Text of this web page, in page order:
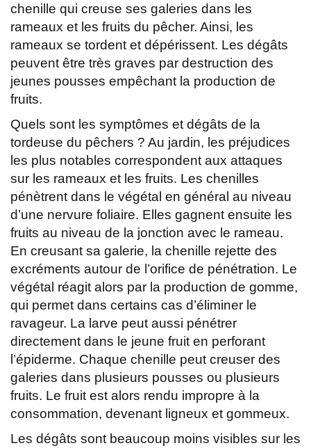
chenille qui creuse ses galeries dans les
rameaux et les fruits du pêcher. Ainsi, les
rameaux se tordent et dépérissent. Les dégâts
peuvent être très graves par destruction des
jeunes pousses empêchant la production de
fruits.
Quels sont les symptômes et dégâts de la
tordeuse du pêchers ? Au jardin, les préjudices
les plus notables correspondent aux attaques
sur les rameaux et les fruits. Les chenilles
pénètrent dans le végétal en général au niveau
d’une nervure foliaire. Elles gagnent ensuite les
fruits au niveau de la jonction avec le rameau.
En creusant sa galerie, la chenille rejette des
excréments autour de l’orifice de pénétration. Le
végétal réagit alors par la production de gomme,
qui permet dans certains cas d’éliminer le
ravageur. La larve peut aussi pénétrer
directement dans le jeune fruit en perforant
l’épiderme. Chaque chenille peut creuser des
galeries dans plusieurs pousses ou plusieurs
fruits. Le fruit est alors rendu impropre à la
consommation, devenant ligneux et gommeux.
Les dégâts sont beaucoup moins visibles sur les